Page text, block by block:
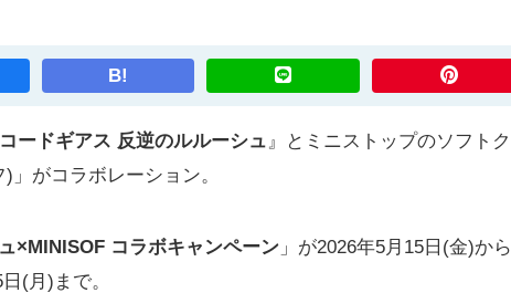
B!
コードギアス 反逆のルルーシュ』とミニストップのソフトク
」がコラボレーション。
×MINISOF コラボキャンペーン 」が2026年5月15日(金)から
(月)まで。